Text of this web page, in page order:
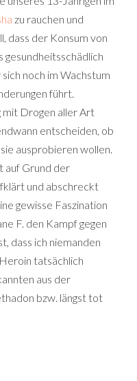
zu rauchen und
dass der Konsum von
noch im Wachstum
führt.
mit Drogen aller Art
entscheiden, ob
ausprobieren wollen.
auf Grund der
und abschreckt
gewisse Faszination
F. den Kampf gegen
dass ich niemanden
tatsächlich
aus der
bzw. längst tot